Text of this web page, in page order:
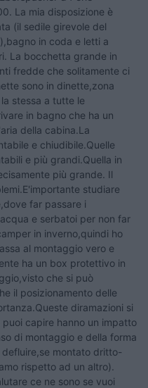
La mia disposizione è
(il sedile girevole del
in coda e letti a
La bocchetta grande in
fredde che solitamente ci
sono in dinette,zona
stessa a tutte le
in bagno che ha un
della cabina.La
e chiudibile.Quelle
e più grandi.Quella in
più grande. Il
studiare
far passare i
e serbatoi per non far
in inverno,quindi ho
al montaggio vero e
ha un box protettivo in
che si può
il posizionamento delle
diramazioni si
capire hanno un impatto
di montaggio e della forma
montato dritto-
rispetto ad un altro).
ce ne sono se vuoi